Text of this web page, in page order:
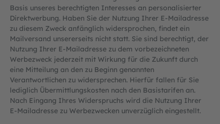
Basis unseres berechtigten Interesses an personalisierter
Direktwerbung. Haben Sie der Nutzung Ihrer E-Mailadresse
zu diesem Zweck anfänglich widersprochen, findet ein
Mailversand unsererseits nicht statt. Sie sind berechtigt, der
Nutzung Ihrer E-Mailadresse zu dem vorbezeichneten
Werbezweck jederzeit mit Wirkung für die Zukunft durch
eine Mitteilung an den zu Beginn genannten
Verantwortlichen zu widersprechen. Hierfür fallen für Sie
lediglich Übermittlungskosten nach den Basistarifen an.
Nach Eingang Ihres Widerspruchs wird die Nutzung Ihrer
E-Mailadresse zu Werbezwecken unverzüglich eingestellt.